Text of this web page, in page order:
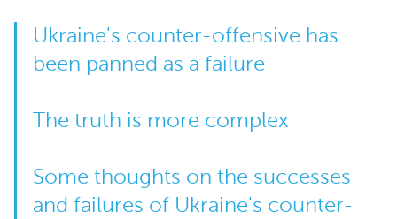
Ukraine's counter-offensive has
been panned as a failure
The truth is more complex
Some thoughts on the successes
and failures of Ukraine's counter-